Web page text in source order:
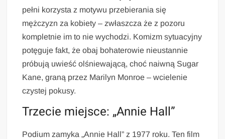
pełni korzysta z motywu przebierania się
mężczyzn za kobiety – zwłaszcza że z pozoru
kompletnie im to nie wychodzi. Komizm sytuacyjny
potęguje fakt, że obaj bohaterowie nieustannie
próbują uwieść olśniewającą, choć naiwną Sugar
Kane, graną przez Marilyn Monroe – wcielenie
czystej pokusy.
Trzecie miejsce: „Annie Hall”
Podium zamyka „Annie Hall” z 1977 roku. Ten film